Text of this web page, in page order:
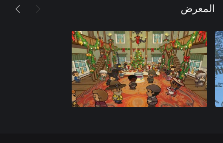
المعرض